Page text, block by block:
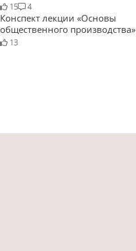
15 4
Конспект лекции «Основы
общественного производства»
13